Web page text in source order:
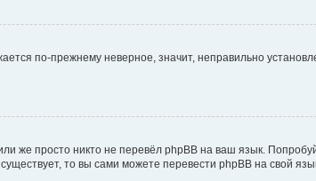
по-прежнему неверное, значит, неправильно
же просто никто не перевёл phpBB на ваш язык.
то вы сами можете перевести phpBB на свой